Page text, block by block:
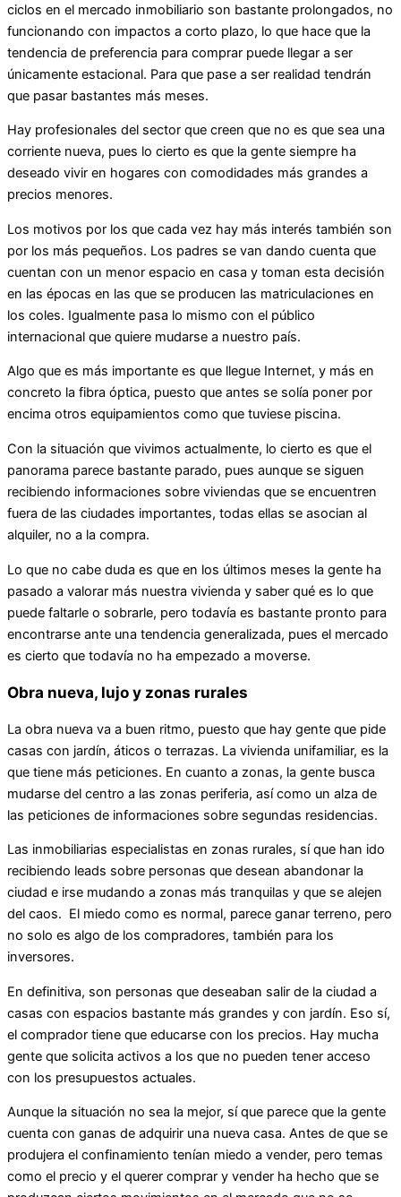
ciclos en el mercado inmobiliario son bastante prolongados, no
funcionando con impactos a corto plazo, lo que hace que la
tendencia de preferencia para comprar puede llegar a ser
únicamente estacional. Para que pase a ser realidad tendrán
que pasar bastantes más meses.
Hay profesionales del sector que creen que no es que sea una
corriente nueva, pues lo cierto es que la gente siempre ha
deseado vivir en hogares con comodidades más grandes a
precios menores.
Los motivos por los que cada vez hay más interés también son
por los más pequeños. Los padres se van dando cuenta que
cuentan con un menor espacio en casa y toman esta decisión
en las épocas en las que se producen las matriculaciones en
los coles. Igualmente pasa lo mismo con el público
internacional que quiere mudarse a nuestro país.
Algo que es más importante es que llegue Internet, y más en
concreto la fibra óptica, puesto que antes se solía poner por
encima otros equipamientos como que tuviese piscina.
Con la situación que vivimos actualmente, lo cierto es que el
panorama parece bastante parado, pues aunque se siguen
recibiendo informaciones sobre viviendas que se encuentren
fuera de las ciudades importantes, todas ellas se asocian al
alquiler, no a la compra.
Lo que no cabe duda es que en los últimos meses la gente ha
pasado a valorar más nuestra vivienda y saber qué es lo que
puede faltarle o sobrarle, pero todavía es bastante pronto para
encontrarse ante una tendencia generalizada, pues el mercado
es cierto que todavía no ha empezado a moverse.
Obra nueva, lujo y zonas rurales
La obra nueva va a buen ritmo, puesto que hay gente que pide
casas con jardín, áticos o terrazas. La vivienda unifamiliar, es la
que tiene más peticiones. En cuanto a zonas, la gente busca
mudarse del centro a las zonas periferia, así como un alza de
las peticiones de informaciones sobre segundas residencias.
Las inmobiliarias especialistas en zonas rurales, sí que han ido
recibiendo leads sobre personas que desean abandonar la
ciudad e irse mudando a zonas más tranquilas y que se alejen
del caos. El miedo como es normal, parece ganar terreno, pero
no solo es algo de los compradores, también para los
inversores.
En definitiva, son personas que deseaban salir de la ciudad a
casas con espacios bastante más grandes y con jardín. Eso sí,
el comprador tiene que educarse con los precios. Hay mucha
gente que solicita activos a los que no pueden tener acceso
con los presupuestos actuales.
Aunque la situación no sea la mejor, sí que parece que la gente
cuenta con ganas de adquirir una nueva casa. Antes de que se
produjera el confinamiento tenían miedo a vender, pero temas
como el precio y el querer comprar y vender ha hecho que se